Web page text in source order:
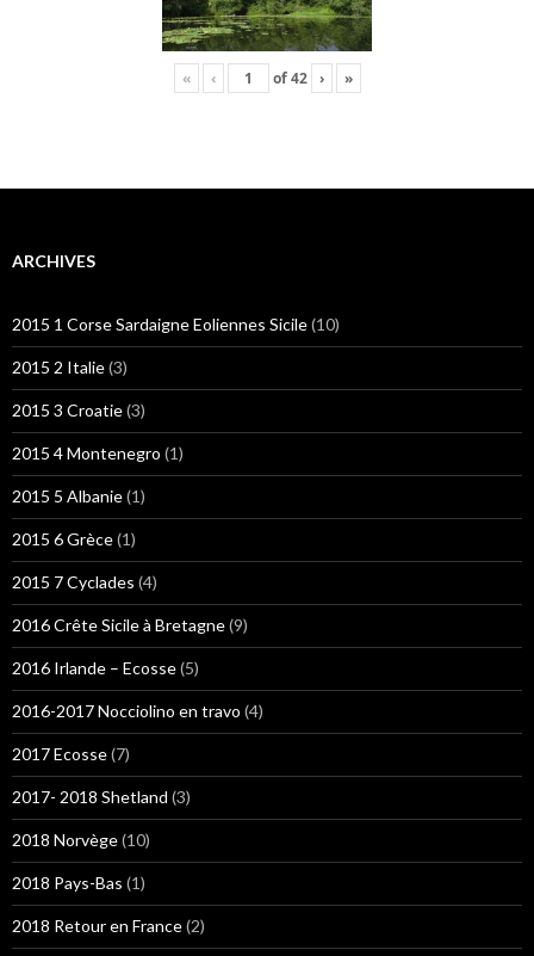
« ‹ of42 › »
ARCHIVES
2015 1 Corse Sardaigne Eoliennes Sicile(10)
2015 2 Italie(3)
2015 3 Croatie(3)
2015 4 Montenegro (1)
2015 5 Albanie(1)
2015 6 Grèce(1)
2015 7 Cyclades (4)
2016 Crête Sicile à Bretagne(9)
2016 Irlande – Ecosse(5)
2016-2017 Nocciolino en travo (4)
2017 Ecosse(7)
2017- 2018 Shetland (3)
2018 Norvège(10)
2018 Pays-Bas (1)
2018 Retour en France(2)